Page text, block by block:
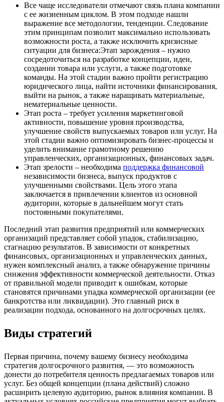
Все чаще исследователи отмечают связь плана компании
с ее жизненным циклом. В этом подходе нашли
выражение все методологии, тенденции. Следование
этим принципам позволит максимально использовать
возможности роста, а также исключить кризисные
ситуации для бизнеса:Этап зарождения – нужно
сосредоточиться на разработке концепции, идеи,
создании товара или услуги, а также подготовке
команды. На этой стадии важно пройти регистрацию
юридического лица, найти источники финансирования,
выйти на рынок, а также наращивать материальные,
нематериальные ценности.
Этап роста – требует усиления маркетинговой
активности, повышение уровня производства,
улучшение свойств выпускаемых товаров или услуг. На
этой стадии важно оптимизировать бизнес-процессы и
уделить внимание грамотному решению
управленческих, организационных, финансовых задач.
Этап зрелости – необходима поддержка финансовой
независимости бизнеса, выпуск продуктов с
улучшенными свойствами. Цель этого этапа
заключается в привлечении клиентов из основной
аудитории, которые в дальнейшем могут стать
постоянными покупателями.
Последний этап развития предприятий или коммерческих
организаций представляет собой упадок, стабилизацию,
стагнацию результатов. В зависимости от конкретных
финансовых, организационных и управленческих данных,
нужен комплексный анализ, а также обнаружение причины
снижения эффективности коммерческой деятельности. Отказ
от правильной модели приводит к ошибкам, которые
становятся причинами упадка коммерческой организации (ее
банкротства или ликвидации). Это главный риск в
реализации подхода, основанного на долгосрочных целях.
Виды стратегий
Первая причина, почему вашему бизнесу необходима
стратегия долгосрочного развития, — это возможность
донести до потребителя ценность предлагаемых товаров или
услуг. Без общей концепции (плана действий) сложно
расширить целевую аудиторию, рынок влияния компании. В